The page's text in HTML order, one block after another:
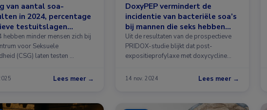
van aantal soa-
in 2024, percentage
testuitslagen
gelijk
hebben minder mensen zich bij
voor Seksuele
(CSG) laten testen …
Lees meer →
DoxyPEP vermindert de
incidentie van bacteriële soa’s
bij mannen die seks hebben
met mannen en PrEP gebruiken
Uit de resultaten van de prospectieve
PRIDOX-studie blijkt dat post-
expositieprofylaxe met doxycycline
14 nov. 2024 Lees meer →